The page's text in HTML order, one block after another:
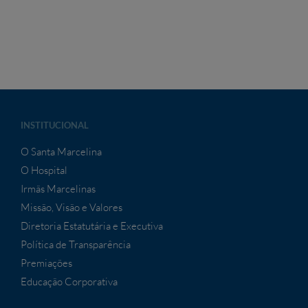
INSTITUCIONAL
O Santa Marcelina
O Hospital
Irmãs Marcelinas
Missão, Visão e Valores
Diretoria Estatutária e Executiva
Política de Transparência
Premiações
Educação Corporativa